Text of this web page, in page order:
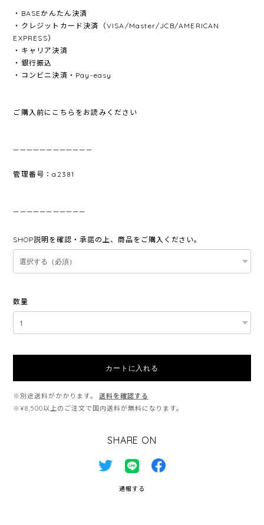
・BASEかんたん決済
・クレジットカード決済（VISA/Master/JCB/AMERICAN
EXPRESS）
・キャリア決済
・銀行振込
・コンビニ決済・Pay-easy
ご購入前にこちらをお読みください
————————————
管理番号：a2381
———————————
SHOP説明を確認・承諾の上、商品をご購入ください。
数量
カートに入れる
※別途送料がかかります。
送料を確認する
※¥8,500以上のご注文で国内送料が無料になります。
SHARE ON
通報する